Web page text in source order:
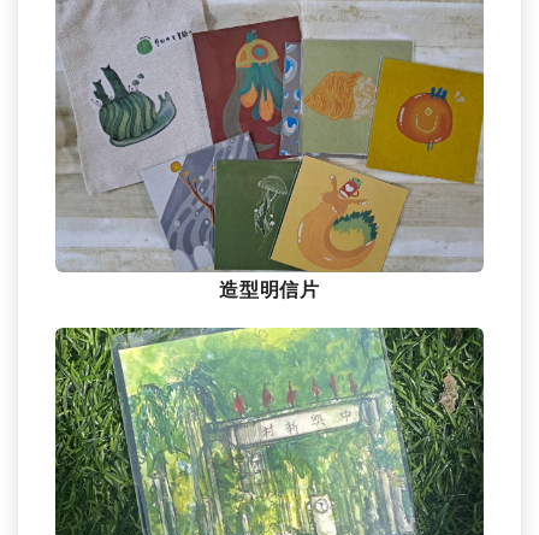
造型明信片